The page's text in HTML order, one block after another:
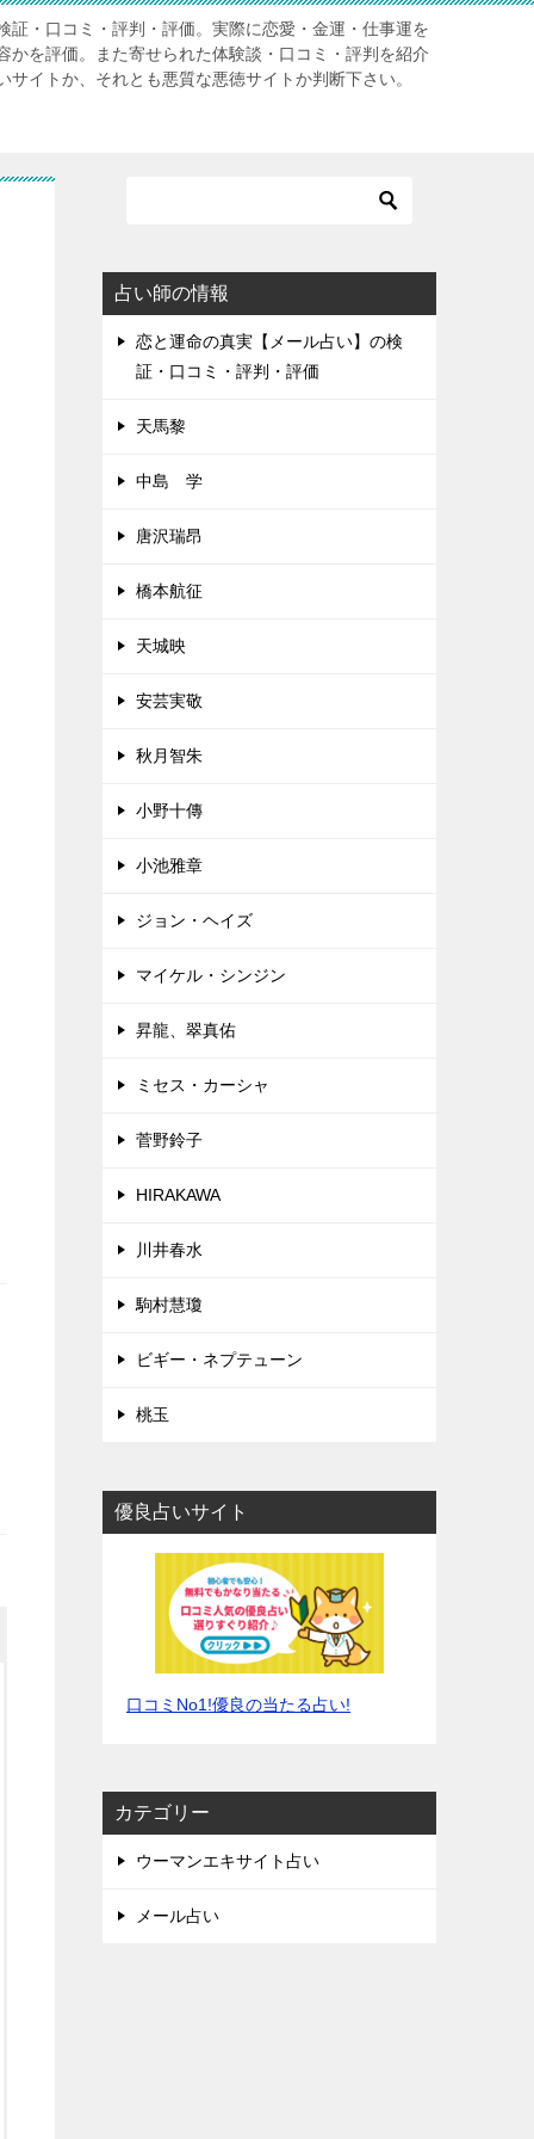
証・口コミ・評判・評価。実際に恋愛・金運・仕事運を
かを評価。また寄せられた体験談・口コミ・評判を紹介
イトか、それとも悪質な悪徳サイトか判断下さい。
占い師の情報
恋と運命の真実【メール占い】の検
証・口コミ・評判・評価
天馬黎
中島 学
唐沢瑞昂
橋本航征
天城映
安芸実敬
秋月智朱
小野十傳
小池雅章
ジョン・ヘイズ
マイケル・シンジン
昇龍、翠真佑
ミセス・カーシャ
菅野鈴子
HIRAKAWA
川井春水
駒村慧瓊
ビギー・ネプテューン
桃玉
優良占いサイト
口コミNo1!優良の当たる占い!
カテゴリー
ウーマンエキサイト占い
メール占い